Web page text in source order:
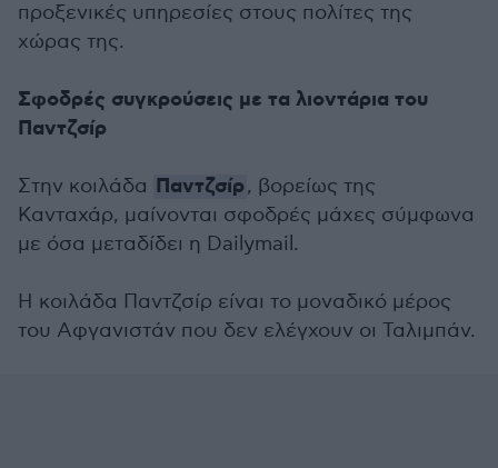
προξενικές υπηρεσίες στους πολίτες της
χώρας της.
Σφοδρές συγκρούσεις με τα λιοντάρια του
Παντζσίρ
Στην κοιλάδα Παντζσίρ, βορείως της
Κανταχάρ, μαίνονται σφοδρές μάχες σύμφωνα
με όσα μεταδίδει η Dailymail.
Η κοιλάδα Παντζσίρ είναι το μοναδικό μέρος
του Αφγανιστάν που δεν ελέγχουν οι Ταλιμπάν.